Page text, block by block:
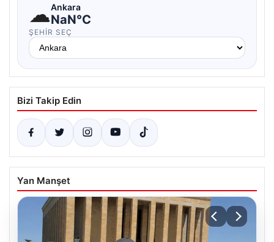
☁Ankara
NaN°C
ŞEHIR SEÇ
Bizi Takip Edin
Yan Manşet